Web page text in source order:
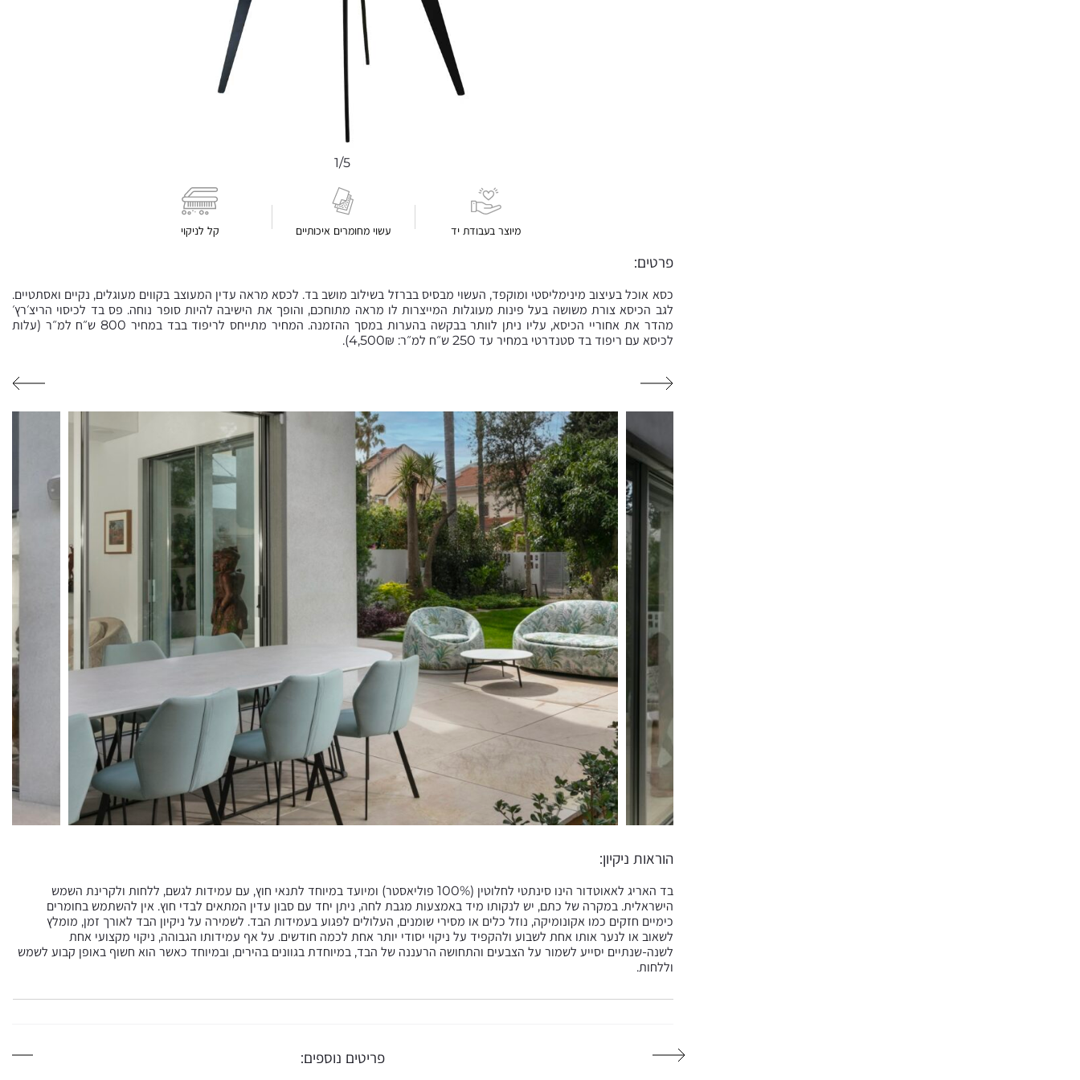
1/5
מיוצר בעבודת יד עשוי מחומרים איכותיים קל לניקוי
פרטים:
כסא אוכל בעיצוב מינימליסטי ומוקפד, העשוי מבסיס בברזל בשילוב מושב בד. לכסא מראה עדין המעוצב בקווים מעוגלים, נקיים ואסתטיים.
לגב הכיסא צורת משושה בעל פינות מעוגלות המייצרות לו מראה מתוחכם, והופך את הישיבה להיות סופר נוחה. פס בד לכיסוי הריצ׳רץ׳
מהדר את אחוריי הכיסא, עליו ניתן לוותר בבקשה בהערות במסך ההזמנה. המחיר מתייחס לריפוד בבד במחיר 800 ש״ח למ״ר (עלות
לכיסא עם ריפוד בד סטנדרטי במחיר עד 250 ש״ח למ״ר: 4,500₪).
הוראות ניקיון:
בד האריג לאאוטדור הינו סינתטי לחלוטין (100% פוליאסטר) ומיועד במיוחד לתנאי חוץ, עם עמידות לגשם, ללחות ולקרינת השמש
הישראלית. במקרה של כתם, יש לנקותו מיד באמצעות מגבת לחה, ניתן יחד עם סבון עדין המתאים לבדי חוץ. אין להשתמש בחומרים
כימיים חזקים כמו אקונומיקה, נוזל כלים או מסירי שומנים, העלולים לפגוע בעמידות הבד. לשמירה על ניקיון הבד לאורך זמן, מומלץ
לשאוב או לנער אותו אחת לשבוע ולהקפיד על ניקוי יסודי יותר אחת לכמה חודשים. על אף עמידותו הגבוהה, ניקוי מקצועי אחת
לשנה-שנתיים יסייע לשמור על הצבעים והתחושה הרעננה של הבד, במיוחדת בגוונים בהירים, ובמיוחד כאשר הוא חשוף באופן קבוע לשמש
וללחות.
פריטים נוספים: